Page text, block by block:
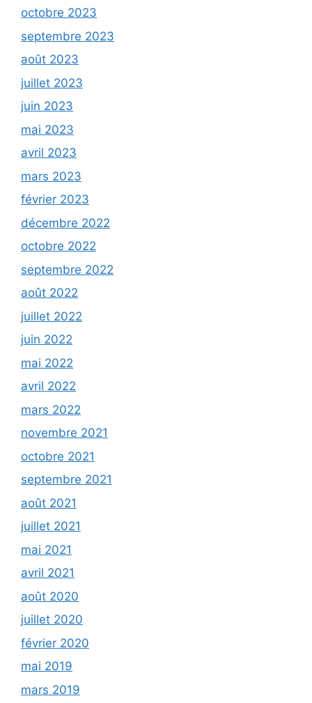
octobre 2023
septembre 2023
août 2023
juillet 2023
juin 2023
mai 2023
avril 2023
mars 2023
février 2023
décembre 2022
octobre 2022
septembre 2022
août 2022
juillet 2022
juin 2022
mai 2022
avril 2022
mars 2022
novembre 2021
octobre 2021
septembre 2021
août 2021
juillet 2021
mai 2021
avril 2021
août 2020
juillet 2020
février 2020
mai 2019
mars 2019